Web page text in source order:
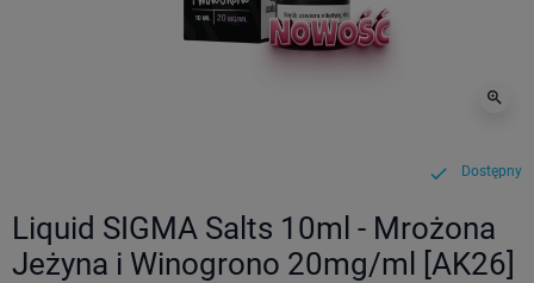
zoom_in
check Dostępny
Liquid SIGMA Salts 10ml - Mrożona
Jeżyna i Winogrono 20mg/ml [AK26]